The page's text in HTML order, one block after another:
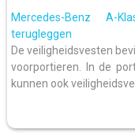
Mercedes-Benz A-
terugleggen
De veiligheidsvesten
voorportieren. In de
kunnen ook